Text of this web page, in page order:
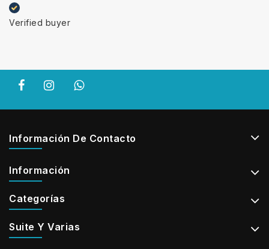
Verified buyer
Información De Contacto
Información
Categorías
Suite Y Varias